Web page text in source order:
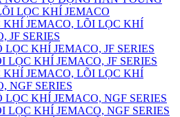
LỌC KHÍ JEMACO
KHÍ JEMACO, LÕI LỌC KHÍ
JF SERIES
LỌC KHÍ JEMACO, JF SERIES
LỌC KHÍ JEMACO, JF SERIES
KHÍ JEMACO, LÕI LỌC KHÍ
NGF SERIES
LỌC KHÍ JEMACO, NGF SERIES
LỌC KHÍ JEMACO, NGF SERIES